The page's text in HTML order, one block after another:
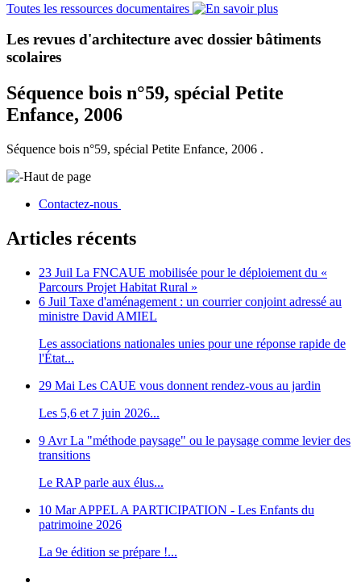
Toutes les ressources documentaires
Les revues d'architecture avec dossier bâtiments
scolaires
Séquence bois n°59, spécial Petite
Enfance, 2006
Séquence bois n°59, spécial Petite Enfance, 2006 .
Haut de page
Contactez-nous
Articles récents
23 Juil La FNCAUE mobilisée pour le déploiement du «
Parcours Projet Habitat Rural »
6 Juil Taxe d'aménagement : un courrier conjoint adressé au
ministre David AMIEL
Les associations nationales unies pour une réponse rapide de
l'État...
29 Mai Les CAUE vous donnent rendez-vous au jardin
Les 5,6 et 7 juin 2026...
9 Avr La "méthode paysage" ou le paysage comme levier des
transitions
Le RAP parle aux élus...
10 Mar APPEL A PARTICIPATION - Les Enfants du
patrimoine 2026
La 9e édition se prépare !...